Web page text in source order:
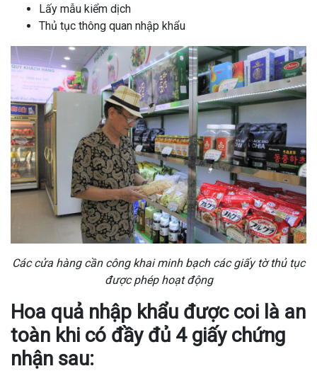
Lấy mẫu kiểm dịch
Thủ tục thông quan nhập khẩu
Các cửa hàng cần công khai minh bạch các giấy tờ thủ tục
được phép hoạt động
Hoa quả nhập khẩu được coi là an
toàn khi có đầy đủ 4 giấy chứng
nhận sau: